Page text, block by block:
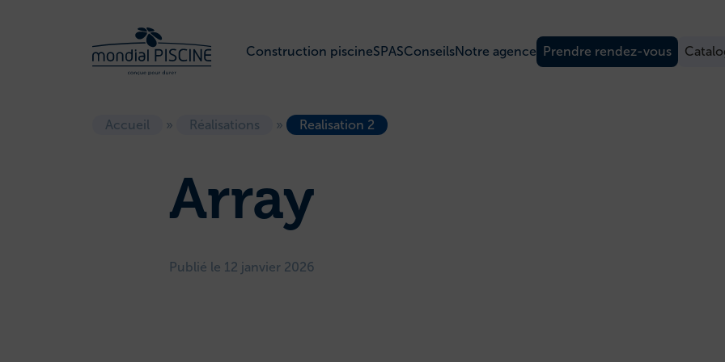
Construction piscineSPASConseilsNotre agence Prendre rendez-vous
Accueil » Réalisations » Realisation 2
Array
Publié le 12 janvier 2026